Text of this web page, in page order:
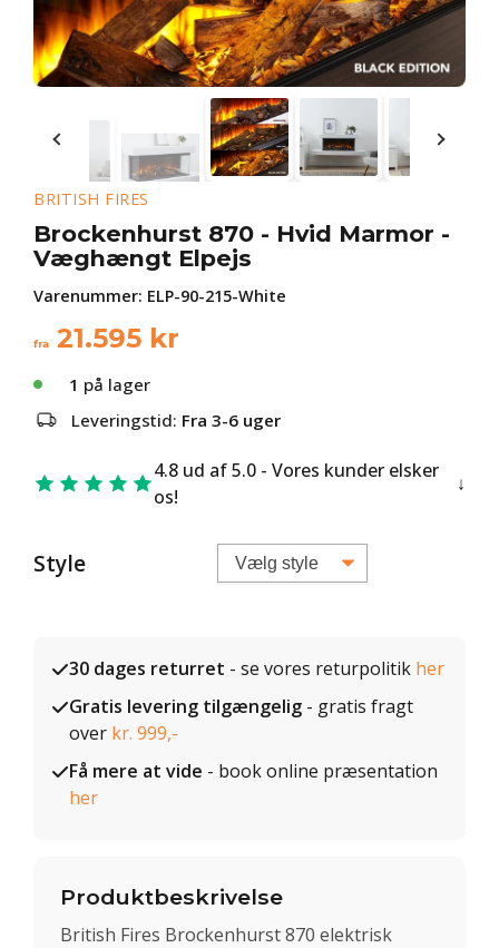
BRITISH FIRES
Brockenhurst 870 - Hvid Marmor -
Væghængt Elpejs
Varenummer: ELP-90-215-White
fra 21.595 kr
1 på lager
Leveringstid: Fra 3-6 uger
4.8 ud af 5.0 - Vores kunder elsker
os!
Style
30 dages returret - se vores returpolitik her
Gratis levering tilgængelig - gratis fragt
over kr. 999,-
Få mere at vide - book online præsentation
her
Produktbeskrivelse
British Fires Brockenhurst 870 elektrisk